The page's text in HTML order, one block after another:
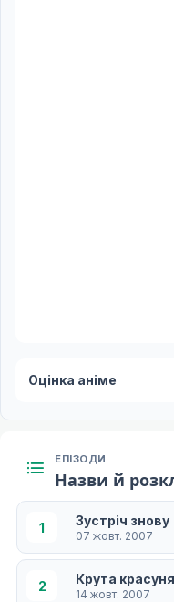
Оцінка аніме
ЕПІЗОДИ
Назви й
1 Зустріч знову
07 жовт. 2007
2 Крута красуня
14 жовт. 2007